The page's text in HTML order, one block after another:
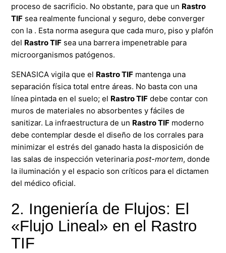
proceso de sacrificio. No obstante, para que un Rastro
TIF sea realmente funcional y seguro, debe converger
con la . Esta norma asegura que cada muro, piso y plafón
del Rastro TIF sea una barrera impenetrable para
microorganismos patógenos.
SENASICA vigila que el Rastro TIF mantenga una
separación física total entre áreas. No basta con una
línea pintada en el suelo; el Rastro TIF debe contar con
muros de materiales no absorbentes y fáciles de
sanitizar. La infraestructura de un Rastro TIF moderno
debe contemplar desde el diseño de los corrales para
minimizar el estrés del ganado hasta la disposición de
las salas de inspección veterinariapost-mortem, donde
la iluminación y el espacio son críticos para el dictamen
del médico oficial.
2. Ingeniería de Flujos: El
«Flujo Lineal» en el Rastro
TIF